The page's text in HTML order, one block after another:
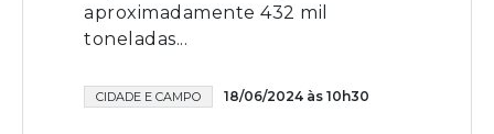
aproximadamente 432 mil
toneladas...
CIDADE E CAMPO 18/06/2024 às 10h30